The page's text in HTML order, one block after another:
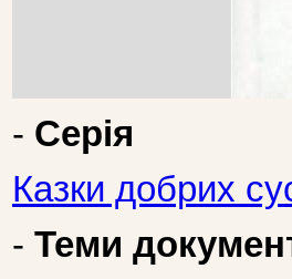
- Серія
Казки добрих
- Теми